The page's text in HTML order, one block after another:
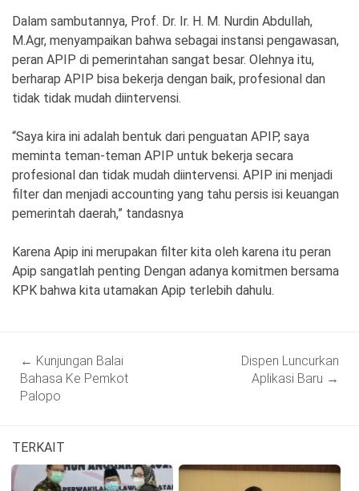
Dalam sambutannya, Prof. Dr. Ir. H. M. Nurdin Abdullah,
M.Agr, menyampaikan bahwa sebagai instansi pengawasan,
peran APIP di pemerintahan sangat besar. Olehnya itu,
berharap APIP bisa bekerja dengan baik, profesional dan
tidak tidak mudah diintervensi.
“Saya kira ini adalah bentuk dari penguatan APIP, saya
meminta teman-teman APIP untuk bekerja secara
profesional dan tidak mudah diintervensi. APIP ini menjadi
filter dan menjadi accounting yang tahu persis isi keuangan
pemerintah daerah,” tandasnya
Karena Apip ini merupakan filter kita oleh karena itu peran
Apip sangatlah penting Dengan adanya komitmen bersama
KPK bahwa kita utamakan Apip terlebih dahulu.
navigation
← Kunjungan Balai
Bahasa Ke Pemkot
Palopo
Dispen Luncurkan
Aplikasi Baru →
TERKAIT